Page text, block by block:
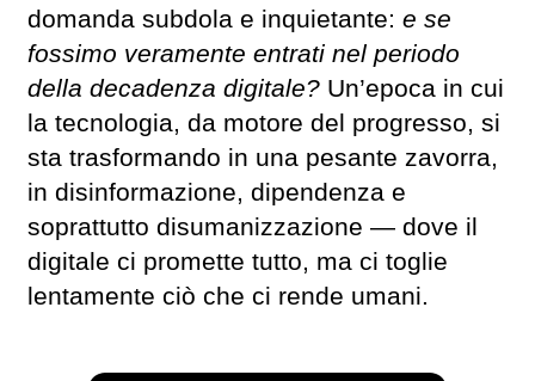
domanda subdola e inquietante: e se
fossimo veramente entrati nel periodo
della decadenza digitale? Un’epoca in cui
la tecnologia, da motore del progresso, si
sta trasformando in una pesante zavorra,
in disinformazione, dipendenza e
soprattutto disumanizzazione — dove il
digitale ci promette tutto, ma ci toglie
lentamente ciò che ci rende umani.